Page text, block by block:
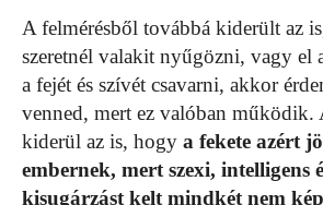
A felmérésből továbbá kiderült az
szeretnél valakit nyűgözni, vagy el
a fejét és szívét csavarni, akkor
venned, mert ez valóban működik.
kiderül az is, hogy a fekete azért
embernek, mert szexi, intelligens
kisugárzást kelt mindkét nem